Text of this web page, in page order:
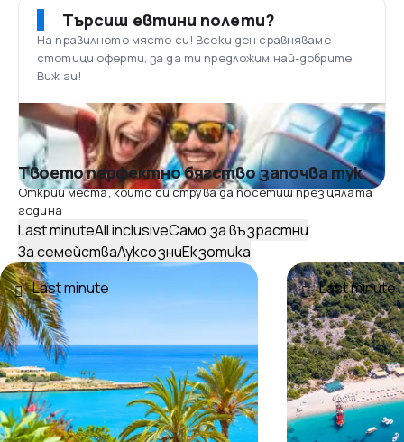
Търсиш евтини полети?
На правилното място си! Всеки ден сравняваме
стотици оферти, за да ти предложим най-добрите.
Виж ги!
Твоето перфектно бягство започва тук
Открий места, които си струва да посетиш през цялата
година
Last minuteAll inclusiveСамо за възрастни
За семействаЛуксозниЕкзотика
Last minute
Last minute